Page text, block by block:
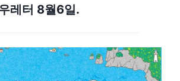
레터 8월6일.